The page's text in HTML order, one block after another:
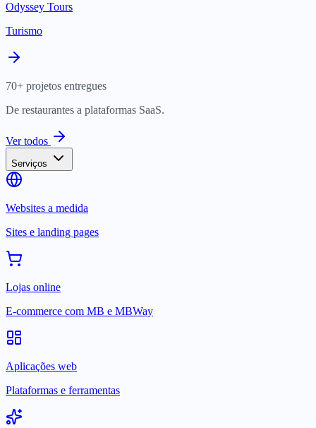
Odyssey Tours
Turismo
70+ projetos entregues
De restaurantes a plataformas SaaS.
Ver todos
Serviços
Websites a medida
Sites e landing pages
Lojas online
E-commerce com MB e MBWay
Aplicações web
Plataformas e ferramentas